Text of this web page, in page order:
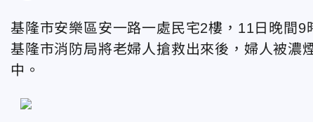
基隆市安樂區安一路一處民宅2樓，11日晚間
基隆市消防局將老婦人搶救出來後，婦人被濃
中。